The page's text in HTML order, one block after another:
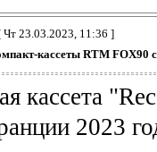
23.03.2023, 11:36 ]
кассеты RTM FOX90
кассета
2023